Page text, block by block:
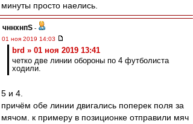
минуты просто наелись.
чннхнпS -
01 ноя 2019 14:03
brd » 01 ноя 2019 13:41
четко две линии обороны по 4 футболиста
ходили.
5 и 4.
причём обе линии двигались поперек поля за
мячом. к примеру в позиционке отправили мяч